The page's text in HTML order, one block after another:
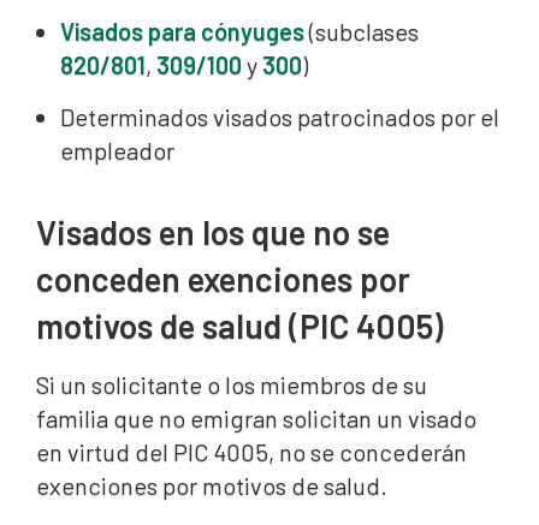
Visados para cónyuges(subclases
820/801, 309/100 y 300)
Determinados visados patrocinados por el
empleador
Visados en los que no se
conceden exenciones por
motivos de salud (PIC 4005)
Si un solicitante o los miembros de su
familia que no emigran solicitan un visado
en virtud del PIC 4005, no se concederán
exenciones por motivos de salud.